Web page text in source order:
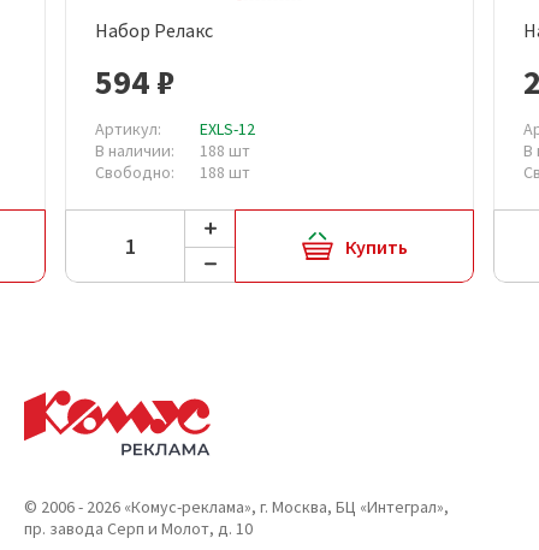
Набор Релакс
594 ₽
Артикул:
EXLS-12
В наличии:
188 шт
Свободно:
188 шт
Купить
В
© 2006 - 2026 «Комус-реклама», г. Москва, БЦ «Интеграл»,
пр. завода Серп и Молот, д. 10